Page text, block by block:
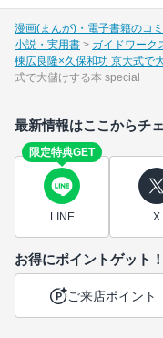
漫画(まんが)・電子書籍のコ
小説・実用書
ガイドワーク
棟広良隆×久保和功 京大式で
式で大儲けする本 special
最新情報はここからチ
限定特典GET
LINE X
お得にポイントゲット！
ご来店ポイント